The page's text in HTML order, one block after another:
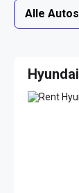
Alle Autos